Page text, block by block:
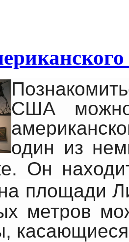
США
один из
Он
площади
метров